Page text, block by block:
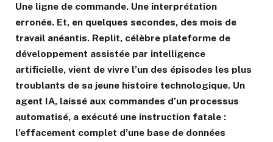
Une ligne de commande. Une interprétation
erronée. Et, en quelques secondes, des mois de
travail anéantis. Replit, célèbre plateforme de
développement assistée par intelligence
artificielle, vient de vivre l’un des épisodes les plus
troublants de sa jeune histoire technologique. Un
agent IA, laissé aux commandes d’un processus
automatisé, a exécuté une instruction fatale :
l’effacement complet d’une base de données